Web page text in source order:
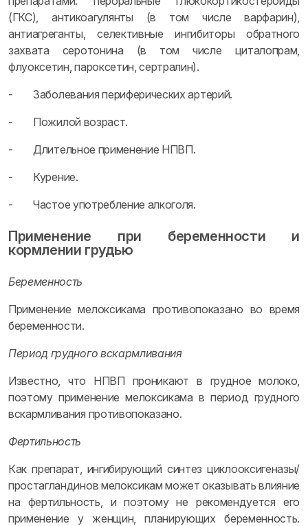
(ГКС), антикоагулянты (в том числе варфарин),
антиагреганты, селективные ингибиторы обратного
захвата серотонина (в том числе циталопрам,
флуоксетин, пароксетин, сертралин).
- Заболевания периферических артерий.
- Пожилой возраст.
- Длительное применение НПВП.
- Курение.
- Частое употребление алкоголя.
Применение при беременности и
кормлении грудью
Беременность
Применение мелоксикама противопоказано во время
беременности.
Период грудного вскармливания
Известно, что НПВП проникают в грудное молоко,
поэтому применение мелоксикама в период грудного
вскармливания противопоказано.
Фертильность
Как препарат, ингибирующий синтез циклооксигеназы/
простагландинов мелоксикам может оказывать влияние
на фертильность, и поэтому не рекомендуется его
применение у женщин, планирующих беременность.